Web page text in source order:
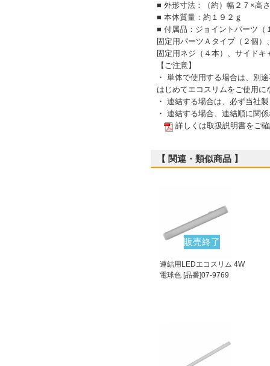
■ 外形寸法：（約）幅２７×高
■ 本体質量：約１９２ｇ
■ 付属品：ジョイントパーツ（
固定用パーツＡタイプ（２個）
固定用ネジ（４本）、サイド
【ご注意】
・ 単体で使用する場合は、別
はじめてエコスリムをご使用
・ 連結する場合は、必ず当社
・ 連結する場合、連結順に関
詳しくは取扱説明書をご
【 関連・類似商品 】
販売終了
連結用LEDエコスリム 4W
電球色 [品番]07-9769